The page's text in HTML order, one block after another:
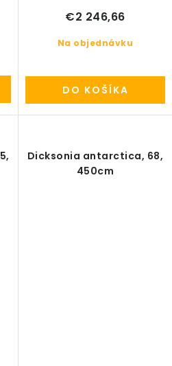
Na objednávku
€2 246,66
DO KOŠÍKA
Dicksonia antarctica, 68,
450cm